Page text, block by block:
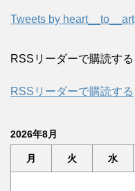
Tweets by heart__to__art
RSSリーダーで購読する
RSSリーダーで購読する
2026年8月
月 火 水